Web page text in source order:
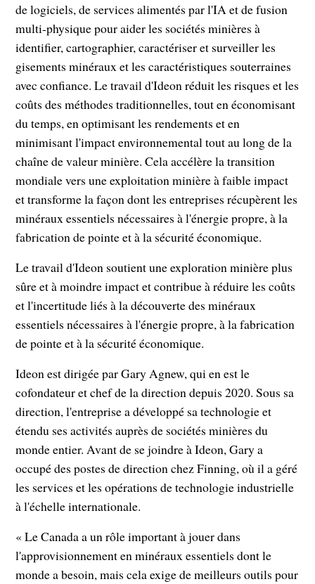
de logiciels, de services alimentés par l'IA et de fusion
multi-physique pour aider les sociétés minières à
identifier, cartographier, caractériser et surveiller les
gisements minéraux et les caractéristiques souterraines
avec confiance. Le travail d'Ideon réduit les risques et les
coûts des méthodes traditionnelles, tout en économisant
du temps, en optimisant les rendements et en
minimisant l'impact environnemental tout au long de la
chaîne de valeur minière. Cela accélère la transition
mondiale vers une exploitation minière à faible impact
et transforme la façon dont les entreprises récupèrent les
minéraux essentiels nécessaires à l'énergie propre, à la
fabrication de pointe et à la sécurité économique.
Le travail d'Ideon soutient une exploration minière plus
sûre et à moindre impact et contribue à réduire les coûts
et l'incertitude liés à la découverte des minéraux
essentiels nécessaires à l'énergie propre, à la fabrication
de pointe et à la sécurité économique.
Ideon est dirigée par Gary Agnew, qui en est le
cofondateur et chef de la direction depuis 2020. Sous sa
direction, l'entreprise a développé sa technologie et
étendu ses activités auprès de sociétés minières du
monde entier. Avant de se joindre à Ideon, Gary a
occupé des postes de direction chez Finning, où il a géré
les services et les opérations de technologie industrielle
à l'échelle internationale.
« Le Canada a un rôle important à jouer dans
l'approvisionnement en minéraux essentiels dont le
monde a besoin, mais cela exige de meilleurs outils pour